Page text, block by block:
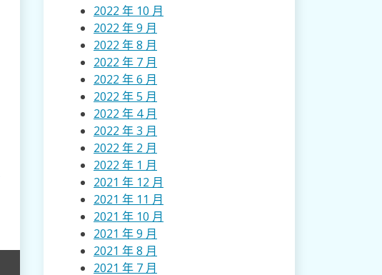
2022 年 10 月
2022 年 9 月
2022 年 8 月
2022 年 7 月
2022 年 6 月
2022 年 5 月
2022 年 4 月
2022 年 3 月
2022 年 2 月
2022 年 1 月
2021 年 12 月
2021 年 11 月
2021 年 10 月
2021 年 9 月
2021 年 8 月
2021 年 7 月